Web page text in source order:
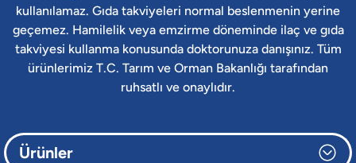
kullanılamaz. Gıda takviyeleri normal beslenmenin yerine
geçemez. Hamilelik veya emzirme döneminde ilaç ve gıda
takviyesi kullanma konusunda doktorunuza danışınız. Tüm
ürünlerimiz T.C. Tarım ve Orman Bakanlığı tarafından
ruhsatlı ve onaylıdır.
Ürünler